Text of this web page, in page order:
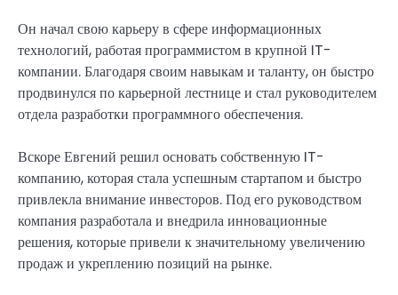
Он начал свою карьеру в сфере информационных
технологий, работая программистом в крупной IT-
компании. Благодаря своим навыкам и таланту, он быстро
продвинулся по карьерной лестнице и стал руководителем
отдела разработки программного обеспечения.
Вскоре Евгений решил основать собственную IT-
компанию, которая стала успешным стартапом и быстро
привлекла внимание инвесторов. Под его руководством
компания разработала и внедрила инновационные
решения, которые привели к значительному увеличению
продаж и укреплению позиций на рынке.